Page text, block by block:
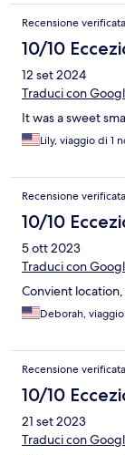
Recensione verificata
10/10
12 set 2024
Traduci con
It was a sweet
Lily, viaggio di 1
Recensione verificata
10/10
5 ott 2023
Traduci con
Convient
Deborah,
Recensione verificata
10/10
21 set 2023
Traduci con